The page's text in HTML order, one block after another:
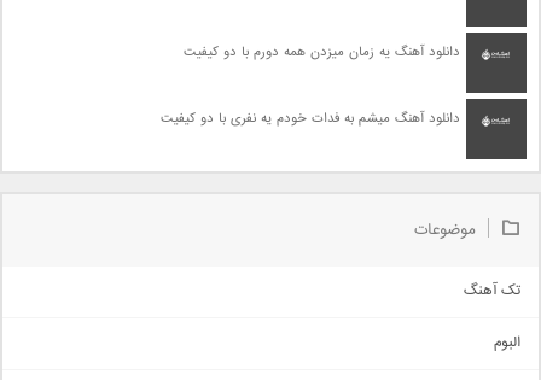
دانلود آهنگ یه زمان میزدن همه دورم با دو کیفیت
دانلود آهنگ میشم به فدات خودم یه نفری با دو کیفیت
موضوعات
تک آهنگ
البوم